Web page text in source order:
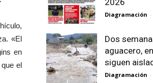
«El
en
el
2026
Diagramación -
Dos
aguacero,
siguen
Diagramación -